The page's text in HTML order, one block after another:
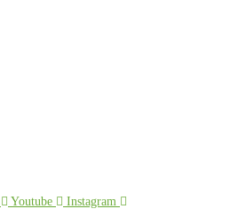
Youtube Instagram